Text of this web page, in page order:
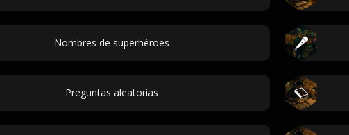
Nombres de superhéroes
Preguntas aleatorias